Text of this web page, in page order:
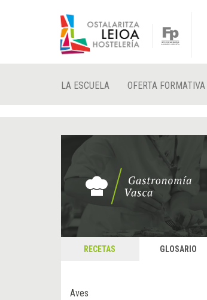
LA ESCUELA OFERTA FORMATIVA
RECETAS GLOSARIO
Aves